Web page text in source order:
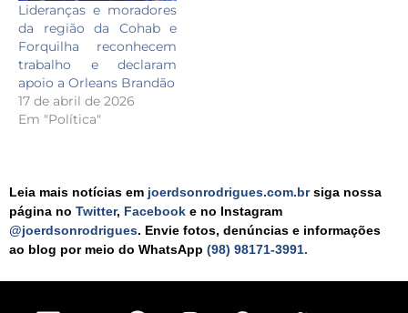
Lideranças e moradores
da região da Cohab e
Forquilha reconhecem
trabalho e declaram
apoio a Orleans Brandão
17 de abril de 2026
Em "Política"
Leia mais notícias em joerdsonrodrigues.com.brsiga nossa
página no Twitter, Facebook e no Instagram
@joerdsonrodrigues. Envie fotos, denúncias e informações
ao blog por meio do WhatsApp (98) 98171-3991.